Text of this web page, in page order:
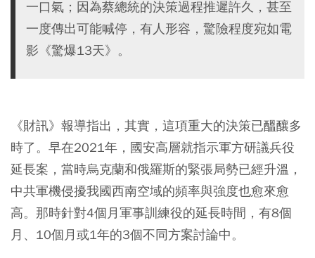
一口氣；因為蔡總統的決策過程推遲許久，甚至
一度傳出可能喊停，有人形容，驚險程度宛如電
影《驚爆13天》。
《財訊》報導指出，其實，這項重大的決策已醞釀多
時了。早在2021年，國安高層就指示軍方研議兵役
延長案，當時烏克蘭和俄羅斯的緊張局勢已經升溫，
中共軍機侵擾我國西南空域的頻率與強度也愈來愈
高。那時針對4個月軍事訓練役的延長時間，有8個
月、10個月或1年的3個不同方案討論中。